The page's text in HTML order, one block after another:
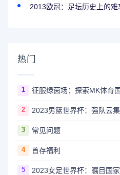
2013欧冠：足坛历史上的难
热门
1 征服绿茵场：探索MK体育
2 2023男篮世界杯：强队云
3 常见问题
4 首存福利
5